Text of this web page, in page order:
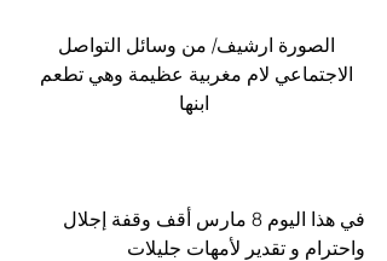
الصورة ارشيف/ من وسائل التواصل
الاجتماعي لام مغربية عظيمة وهي تطعم
ابنها
في هذا اليوم 8 مارس أقف وقفة إجلال
واحترام و تقدير لأمهات جليلات